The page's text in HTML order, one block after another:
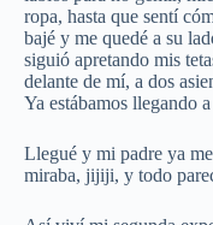
ropa, hasta que sentí
bajé y me quedé a su
siguió apretando mis
delante de mí, a dos
Ya estábamos llegando
Llegué y mi padre ya
miraba, jijiji, y todo